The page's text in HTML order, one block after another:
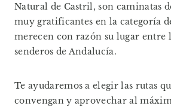
Natural de Castril, son caminatas
muy gratificantes en la categoría
merecen con razón su lugar entre
senderos de Andalucía.
Te ayudaremos a elegir las rutas
convengan y aprovechar al